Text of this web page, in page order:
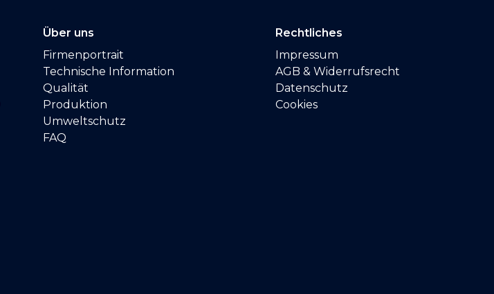
Über uns
Firmenportrait
Technische Information
Qualität
Produktion
Umweltschutz
FAQ
Rechtliches
Impressum
AGB & Widerrufsrecht
Datenschutz
Cookies